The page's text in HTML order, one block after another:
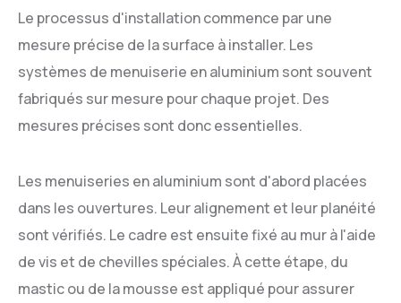
Le processus d'installation commence par une
mesure précise de la surface à installer. Les
systèmes de menuiserie en aluminium sont souvent
fabriqués sur mesure pour chaque projet. Des
mesures précises sont donc essentielles.
Les menuiseries en aluminium sont d'abord placées
dans les ouvertures. Leur alignement et leur planéité
sont vérifiés. Le cadre est ensuite fixé au mur à l'aide
de vis et de chevilles spéciales. À cette étape, du
mastic ou de la mousse est appliqué pour assurer